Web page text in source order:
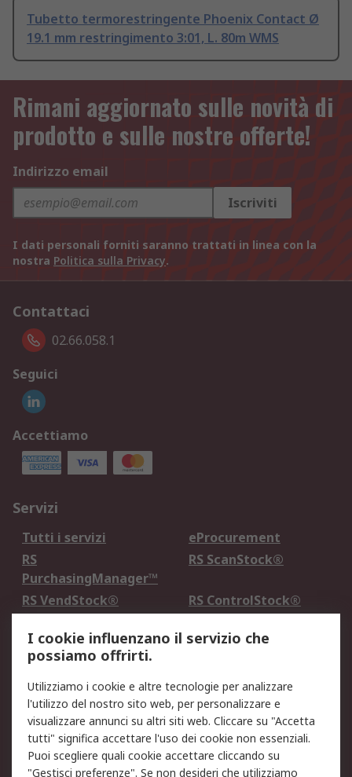
Tubetto termorestringente Phoenix Contact Ø
19.1 mm restringimento 3:01, L. 80m WMS
Rimani aggiornato sulle novità di
prodotto e sulle nostre offerte!
Indirizzo email
Iscriviti
I dati personali forniti saranno trattati in linea con la
nostra Politica sulla Privacy.
Contattaci
02.66.058.1
Seguici
Accettiamo
Servizi
Tutti i servizi
eProcurement
RS
PurchasingManager™
RS ScanStock®
RS VendStock®
RS ControlStock®
Legale
Informativa Cookie
Informativa Privacy -
Aggiornata
Email Security
Termini d'uso
Condizioni di vendita
Condizioni generali di
servizio
I cookie influenzano il servizio che
possiamo offrirti.
Utilizziamo i cookie e altre tecnologie per analizzare
l'utilizzo del nostro sito web, per personalizzare e
visualizzare annunci su altri siti web. Cliccare su "Accetta
tutti" significa accettare l'uso dei cookie non essenziali.
Puoi scegliere quali cookie accettare cliccando su
"Gestisci preferenze". Se non desideri che utilizziamo